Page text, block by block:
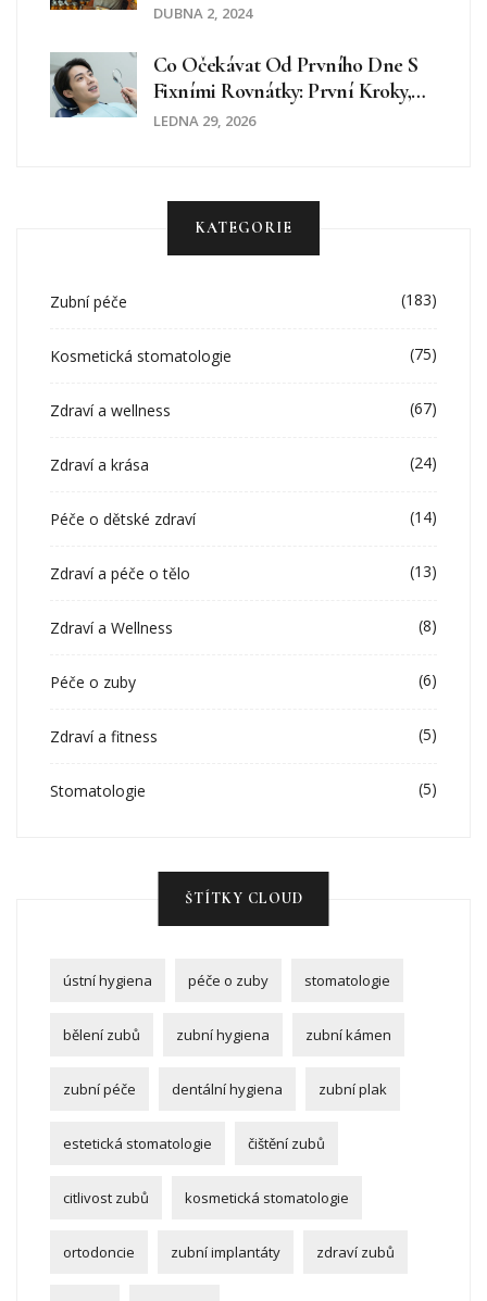
DUBNA 2, 2024
Co Očekávat Od Prvního Dne S
Fixními Rovnátky: První Kroky,
Bolest A Jak Se Připravit
LEDNA 29, 2026
KATEGORIE
Zubní péče (183)
Kosmetická stomatologie (75)
Zdraví a wellness (67)
Zdraví a krása (24)
Péče o dětské zdraví (14)
Zdraví a péče o tělo (13)
Zdraví a Wellness (8)
Péče o zuby (6)
Zdraví a fitness (5)
Stomatologie (5)
ŠTÍTKY CLOUD
ústní hygiena péče o zuby stomatologie
bělení zubů zubní hygiena zubní kámen
zubní péče dentální hygiena zubní plak
estetická stomatologie čištění zubů
citlivost zubů kosmetická stomatologie
ortodoncie zubní implantáty zdraví zubů